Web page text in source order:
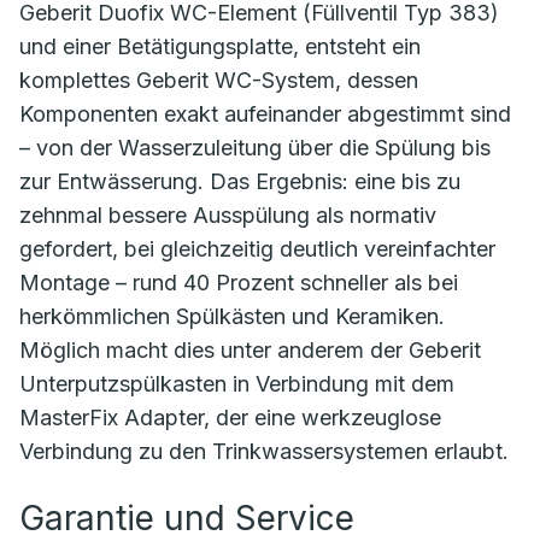
Geberit Duofix WC-Element (Füllventil Typ 383)
und einer Betätigungsplatte, entsteht ein
komplettes Geberit WC-System, dessen
Komponenten exakt aufeinander abgestimmt sind
– von der Wasserzuleitung über die Spülung bis
zur Entwässerung. Das Ergebnis: eine bis zu
zehnmal bessere Ausspülung als normativ
gefordert, bei gleichzeitig deutlich vereinfachter
Montage – rund 40 Prozent schneller als bei
herkömmlichen Spülkästen und Keramiken.
Möglich macht dies unter anderem der Geberit
Unterputzspülkasten in Verbindung mit dem
MasterFix Adapter, der eine werkzeuglose
Verbindung zu den Trinkwassersystemen erlaubt.
Garantie und Service